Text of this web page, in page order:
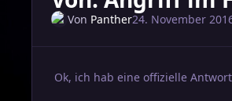
Von Panther24. November
Ok, ich hab eine offizielle